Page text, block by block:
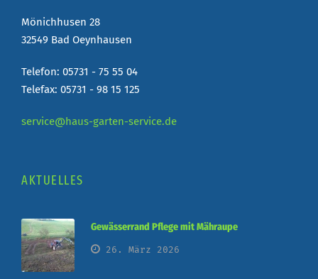
Mönichhusen 28
32549 Bad Oeynhausen
Telefon: 05731 - 75 55 04
Telefax: 05731 - 98 15 125
service@haus-garten-service.de
AKTUELLES
Gewässerrand Pflege mit Mähraupe
26. März 2026